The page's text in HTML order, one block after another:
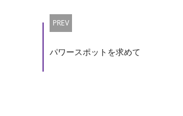
PREV
パワースポットを求めて